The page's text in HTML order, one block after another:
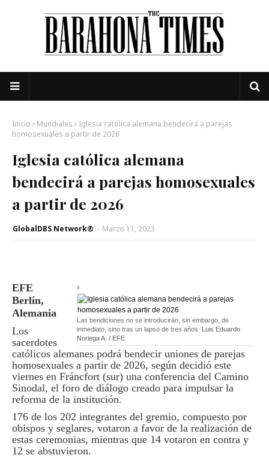
Inicio Mundiales
Iglesia católica alemana bendecirá a parejas
homosexuales a partir de 2026
Iglesia católica alemana
bendecirá a parejas homosexuales
a partir de 2026
GlobalDBS Network® - Marzo 11, 2023
Las bendiciones no se introducirán, sin embargo, de
inmediato, sino tras un lapso de tres años. Luis Eduardo
Noriega A. / EFE
EFE
Berlín,
Alemania
Los
sacerdotes
católicos alemanes podrá bendecir uniones de parejas
homosexuales a partir de 2026, según decidió este
viernes en Fráncfort (sur) una conferencia del Camino
Sinodal, el foro de diálogo creado para impulsar la
reforma de la institución.
176 de los 202 integrantes del gremio, compuesto por
obispos y seglares, votaron a favor de la realización de
estas ceremonias, mientras que 14 votaron en contra y
12 se abstuvieron.